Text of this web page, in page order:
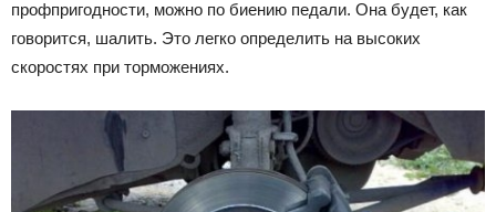
профпригодности, можно по биению педали. Она будет, как
говорится, шалить. Это легко определить на высоких
скоростях при торможениях.